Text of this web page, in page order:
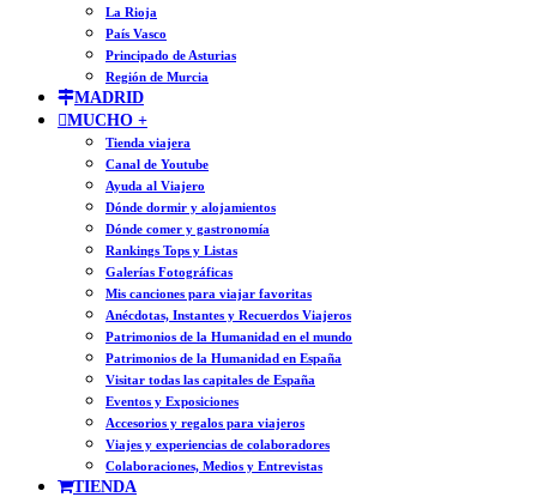
La Rioja
País Vasco
Principado de Asturias
Región de Murcia
MADRID
MUCHO +
Tienda viajera
Canal de Youtube
Ayuda al Viajero
Dónde dormir y alojamientos
Dónde comer y gastronomía
Rankings Tops y Listas
Galerías Fotográficas
Mis canciones para viajar favoritas
Anécdotas, Instantes y Recuerdos Viajeros
Patrimonios de la Humanidad en el mundo
Patrimonios de la Humanidad en España
Visitar todas las capitales de España
Eventos y Exposiciones
Accesorios y regalos para viajeros
Viajes y experiencias de colaboradores
Colaboraciones, Medios y Entrevistas
TIENDA